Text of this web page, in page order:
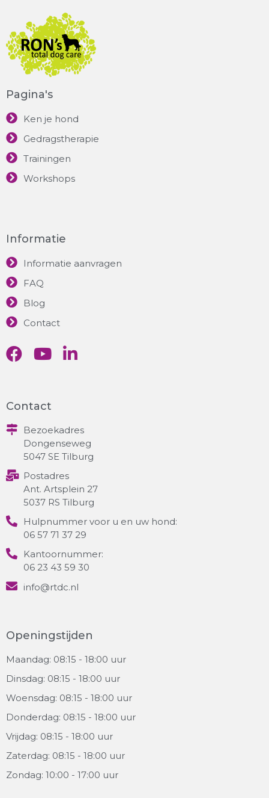
Pagina's
Ken je hond
Gedragstherapie
Trainingen
Workshops
Informatie
Informatie aanvragen
FAQ
Blog
Contact
Contact
Bezoekadres
Dongenseweg
5047 SE Tilburg
Postadres
Ant. Artsplein 27
5037 RS Tilburg
Hulpnummer voor u en uw hond:
06 57 71 37 29
Kantoornummer:
06 23 43 59 30
info@rtdc.nl
Openingstijden
Maandag: 08:15 - 18:00 uur
Dinsdag: 08:15 - 18:00 uur
Woensdag: 08:15 - 18:00 uur
Donderdag: 08:15 - 18:00 uur
Vrijdag: 08:15 - 18:00 uur
Zaterdag: 08:15 - 18:00 uur
Zondag: 10:00 - 17:00 uur